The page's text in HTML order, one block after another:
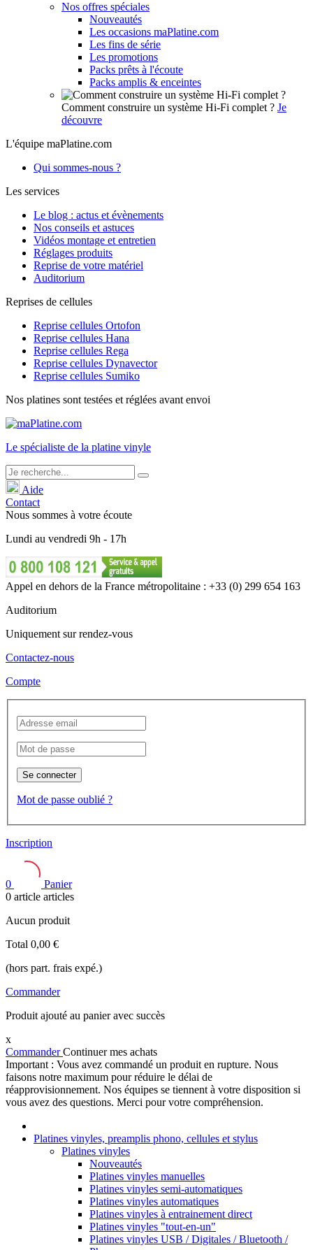
Nos offres spéciales
Nouveautés
Les occasions maPlatine.com
Les fins de série
Les promotions
Packs prêts à l'écoute
Packs amplis & enceintes
Comment construire un système Hi-Fi complet ? Je
découvre
L'équipe maPlatine.com
Qui sommes-nous ?
Les services
Le blog : actus et évènements
Nos conseils et astuces
Vidéos montage et entretien
Réglages produits
Reprise de votre matériel
Auditorium
Reprises de cellules
Reprise cellules Ortofon
Reprise cellules Hana
Reprise cellules Rega
Reprise cellules Dynavector
Reprise cellules Sumiko
Nos platines sont testées et réglées avant envoi
Le spécialiste de la platine vinyle
Aide
Contact
Nous sommes à votre écoute
Lundi au vendredi 9h - 17h
Appel en dehors de la France métropolitaine : +33 (0) 299 654 163
Auditorium
Uniquement sur rendez-vous
Contactez-nous
Compte
Se connecter
Mot de passe oublié ?
Inscription
0
Panier
0 article articles
Aucun produit
Total 0,00 €
(hors part. frais expé.)
Commander
Produit ajouté au panier avec succès
x
CommanderContinuer mes achats
Important : Vous avez commandé un produit en rupture. Nous
faisons notre maximum pour réduire le délai de
réapprovisionnement. Nos équipes se tiennent à votre disposition si
vous avez des questions. Merci pour votre compréhension.
Platines vinyles, preamplis phono, cellules et stylus
Platines vinyles
Nouveautés
Platines vinyles manuelles
Platines vinyles semi-automatiques
Platines vinyles automatiques
Platines vinyles à entrainement direct
Platines vinyles "tout-en-un"
Platines vinyles USB / Digitales / Bluetooth /